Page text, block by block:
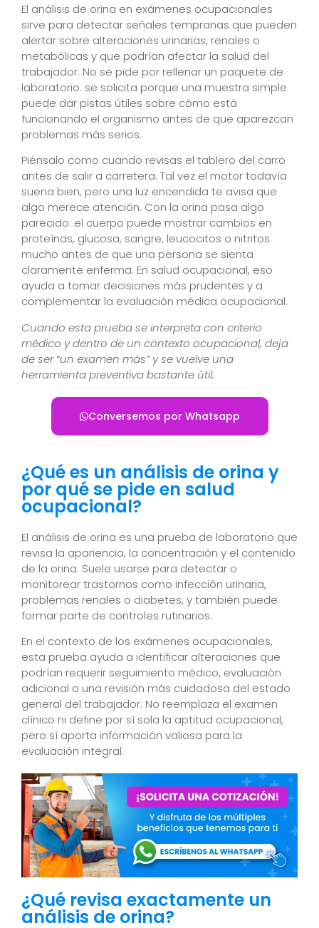
El análisis de orina en exámenes ocupacionales
sirve para detectar señales tempranas que pueden
alertar sobre alteraciones urinarias, renales o
metabólicas y que podrían afectar la salud del
trabajador. No se pide por rellenar un paquete de
laboratorio: se solicita porque una muestra simple
puede dar pistas útiles sobre cómo está
funcionando el organismo antes de que aparezcan
problemas más serios.
Piénsalo como cuando revisas el tablero del carro
antes de salir a carretera. Tal vez el motor todavía
suena bien, pero una luz encendida te avisa que
algo merece atención. Con la orina pasa algo
parecido: el cuerpo puede mostrar cambios en
proteínas, glucosa, sangre, leucocitos o nitritos
mucho antes de que una persona se sienta
claramente enferma. En salud ocupacional, eso
ayuda a tomar decisiones más prudentes y a
complementar la evaluación médica ocupacional.
Cuando esta prueba se interpreta con criterio
médico y dentro de un contexto ocupacional, deja
de ser “un examen más” y se vuelve una
herramienta preventiva bastante útil.
Conversemos por Whatsapp
¿Qué es un análisis de orina y
por qué se pide en salud
ocupacional?
El análisis de orina es una prueba de laboratorio que
revisa la apariencia, la concentración y el contenido
de la orina. Suele usarse para detectar o
monitorear trastornos como infección urinaria,
problemas renales o diabetes, y también puede
formar parte de controles rutinarios.
En el contexto de los exámenes ocupacionales,
esta prueba ayuda a identificar alteraciones que
podrían requerir seguimiento médico, evaluación
adicional o una revisión más cuidadosa del estado
general del trabajador. No reemplaza el examen
clínico ni define por sí sola la aptitud ocupacional,
pero sí aporta información valiosa para la
evaluación integral.
¿Qué revisa exactamente un
análisis de orina?